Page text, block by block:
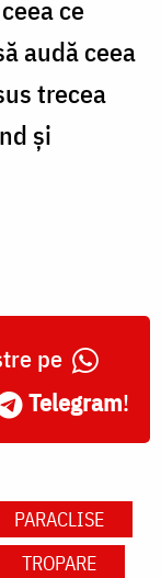
ce
audă ceea
trecea
şi
pe
Telegram!
PARACLISE
TROPARE